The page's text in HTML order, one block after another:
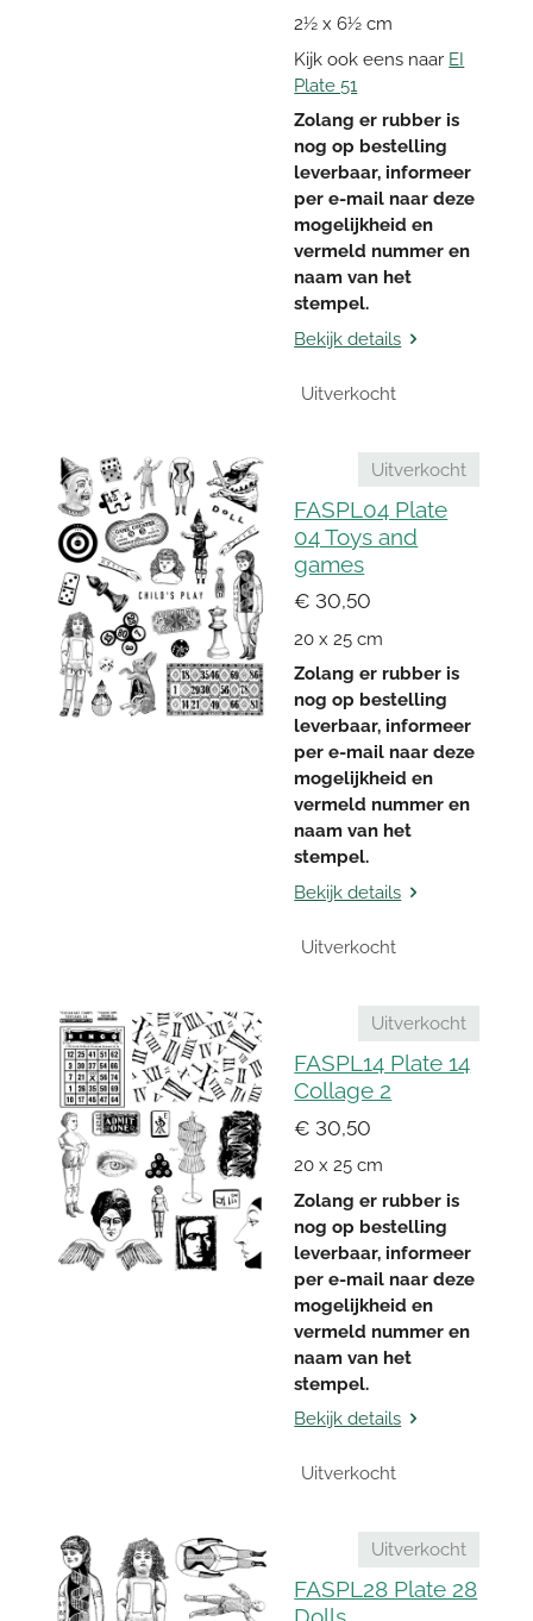
2½ x 6½ cm
Kijk ook eens naar EI
Plate 51
Zolang er rubber is
nog op bestelling
leverbaar, informeer
per e-mail naar deze
mogelijkheid en
vermeld nummer en
naam van het
stempel.
Bekijk details
Uitverkocht
Uitverkocht
FASPL04 Plate
04 Toys and
games
€ 30,50
20 x 25 cm
Zolang er rubber is
nog op bestelling
leverbaar, informeer
per e-mail naar deze
mogelijkheid en
vermeld nummer en
naam van het
stempel.
Bekijk details
Uitverkocht
Uitverkocht
FASPL14 Plate 14
Collage 2
€ 30,50
20 x 25 cm
Zolang er rubber is
nog op bestelling
leverbaar, informeer
per e-mail naar deze
mogelijkheid en
vermeld nummer en
naam van het
stempel.
Bekijk details
Uitverkocht
Uitverkocht
FASPL28 Plate 28